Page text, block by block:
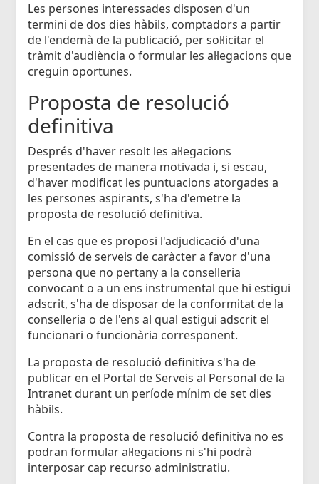
Les persones interessades disposen d'un
termini de dos dies hàbils, comptadors a partir
de l'endemà de la publicació, per sol·licitar el
tràmit d'audiència o formular les al·legacions que
creguin oportunes.
Proposta de resolució
definitiva
Després d'haver resolt les al·legacions
presentades de manera motivada i, si escau,
d'haver modificat les puntuacions atorgades a
les persones aspirants, s'ha d'emetre la
proposta de resolució definitiva.
En el cas que es proposi l'adjudicació d'una
comissió de serveis de caràcter a favor d'una
persona que no pertany a la conselleria
convocant o a un ens instrumental que hi estigui
adscrit, s'ha de disposar de la conformitat de la
conselleria o de l'ens al qual estigui adscrit el
funcionari o funcionària corresponent.
La proposta de resolució definitiva s'ha de
publicar en el Portal de Serveis al Personal de la
Intranet durant un període mínim de set dies
hàbils.
Contra la proposta de resolució definitiva no es
podran formular al·legacions ni s'hi podrà
interposar cap recurso administratiu.